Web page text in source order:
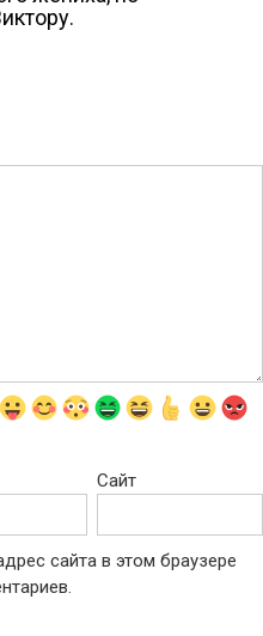
Сайт
сайта в этом браузере